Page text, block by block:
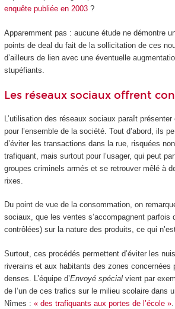
enquête publiée en 2003?
Apparemment pas : aucune étude ne démontre
points de deal du fait de la sollicitation de ces
d’ailleurs de lien avec une éventuelle
stupéfiants.
Les réseaux sociaux offrent
L’utilisation des réseaux sociaux paraît
pour l’ensemble de la société. Tout d’abord, ils
d’éviter les transactions dans la rue, risquées
trafiquant, mais surtout pour l’usager, qui peut
groupes criminels armés et se retrouver mêlé à
rixes.
Du point de vue de la consommation, on
sociaux, que les ventes s’accompagnent parfois
contrôlées) sur la nature des produits, ce qui
Surtout, ces procédés permettent d’éviter les
riverains et aux habitants des zones concernées
denses. L’équipe d’Envoyé spécialvient par
de l’un de ces trafics sur le milieu scolaire dans
Nîmes : « des trafiquants aux portes de l’école ».